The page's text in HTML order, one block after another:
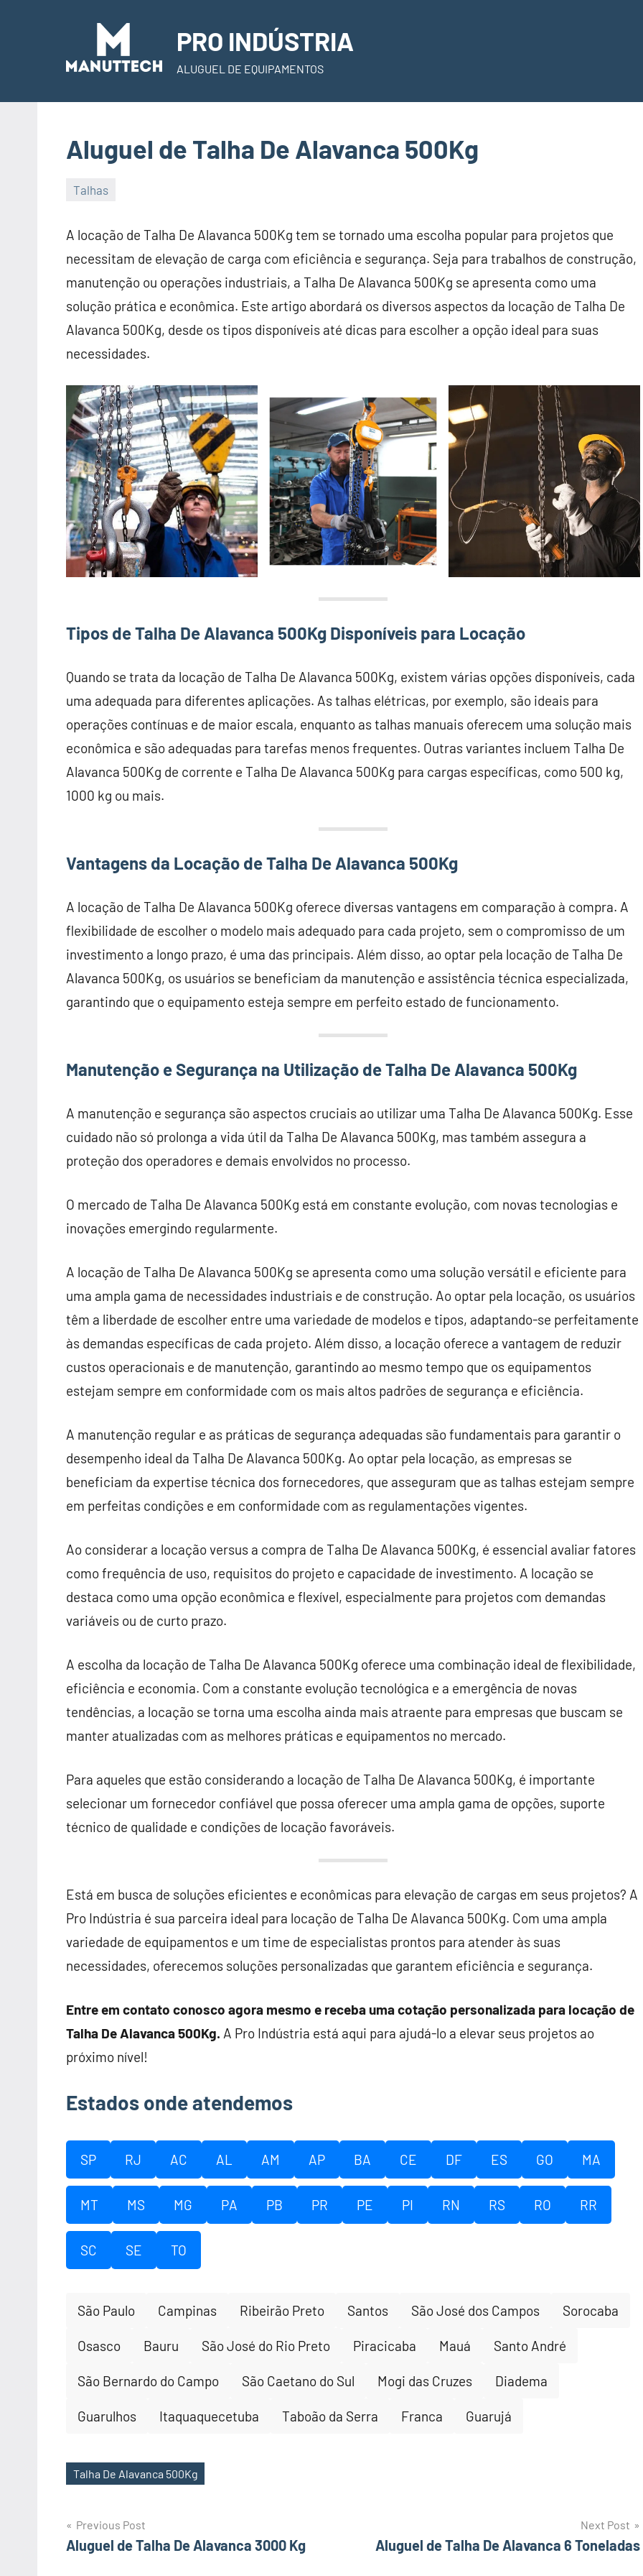
PRO INDÚSTRIA
ALUGUEL DE EQUIPAMENTOS
Aluguel de Talha De Alavanca 500Kg
Talhas
November
de
2023
A locação de Talha De Alavanca 500Kg tem se tornado uma escolha popular para projetos que
necessitam de elevação de carga com eficiência e segurança. Seja para trabalhos de construção,
manutenção ou operações industriais, a Talha De Alavanca 500Kg se apresenta como uma
solução prática e econômica. Este artigo abordará os diversos aspectos da locação de Talha De
Alavanca 500Kg, desde os tipos disponíveis até dicas para escolher a opção ideal para suas
necessidades.
Tipos de Talha De Alavanca 500Kg Disponíveis para Locação
Quando se trata da locação de Talha De Alavanca 500Kg, existem várias opções disponíveis, cada
uma adequada para diferentes aplicações. As talhas elétricas, por exemplo, são ideais para
operações contínuas e de maior escala, enquanto as talhas manuais oferecem uma solução mais
econômica e são adequadas para tarefas menos frequentes. Outras variantes incluem Talha De
Alavanca 500Kg de corrente e Talha De Alavanca 500Kg para cargas específicas, como 500 kg,
1000 kg ou mais.
Vantagens da Locação de Talha De Alavanca 500Kg
A locação de Talha De Alavanca 500Kg oferece diversas vantagens em comparação à compra. A
flexibilidade de escolher o modelo mais adequado para cada projeto, sem o compromisso de um
investimento a longo prazo, é uma das principais. Além disso, ao optar pela locação de Talha De
Alavanca 500Kg, os usuários se beneficiam da manutenção e assistência técnica especializada,
garantindo que o equipamento esteja sempre em perfeito estado de funcionamento.
Manutenção e Segurança na Utilização de Talha De Alavanca 500Kg
A manutenção e segurança são aspectos cruciais ao utilizar uma Talha De Alavanca 500Kg. Esse
cuidado não só prolonga a vida útil da Talha De Alavanca 500Kg, mas também assegura a
proteção dos operadores e demais envolvidos no processo.
O mercado de Talha De Alavanca 500Kg está em constante evolução, com novas tecnologias e
inovações emergindo regularmente.
A locação de Talha De Alavanca 500Kg se apresenta como uma solução versátil e eficiente para
uma ampla gama de necessidades industriais e de construção. Ao optar pela locação, os usuários
têm a liberdade de escolher entre uma variedade de modelos e tipos, adaptando-se perfeitamente
às demandas específicas de cada projeto. Além disso, a locação oferece a vantagem de reduzir
custos operacionais e de manutenção, garantindo ao mesmo tempo que os equipamentos
estejam sempre em conformidade com os mais altos padrões de segurança e eficiência.
A manutenção regular e as práticas de segurança adequadas são fundamentais para garantir o
desempenho ideal da Talha De Alavanca 500Kg. Ao optar pela locação, as empresas se
beneficiam da expertise técnica dos fornecedores, que asseguram que as talhas estejam sempre
em perfeitas condições e em conformidade com as regulamentações vigentes.
Ao considerar a locação versus a compra de Talha De Alavanca 500Kg, é essencial avaliar fatores
como frequência de uso, requisitos do projeto e capacidade de investimento. A locação se
destaca como uma opção econômica e flexível, especialmente para projetos com demandas
variáveis ou de curto prazo.
A escolha da locação de Talha De Alavanca 500Kg oferece uma combinação ideal de flexibilidade,
eficiência e economia. Com a constante evolução tecnológica e a emergência de novas
tendências, a locação se torna uma escolha ainda mais atraente para empresas que buscam se
manter atualizadas com as melhores práticas e equipamentos no mercado.
Para aqueles que estão considerando a locação de Talha De Alavanca 500Kg, é importante
selecionar um fornecedor confiável que possa oferecer uma ampla gama de opções, suporte
técnico de qualidade e condições de locação favoráveis.
Está em busca de soluções eficientes e econômicas para elevação de cargas em seus projetos? A
Pro Indústria é sua parceira ideal para locação de Talha De Alavanca 500Kg. Com uma ampla
variedade de equipamentos e um time de especialistas prontos para atender às suas
necessidades, oferecemos soluções personalizadas que garantem eficiência e segurança.
Entre em contato conosco agora mesmo e receba uma cotação personalizada para locação de
Talha De Alavanca 500Kg. A Pro Indústria está aqui para ajudá-lo a elevar seus projetos ao
próximo nível!
Estados onde atendemos
SP RJ AC AL AM AP BA CE DF ES GO MA
MT MS MG PA PB PR PE PI RN RS RO RR
SC SE TO
São Paulo Campinas Ribeirão Preto Santos São José dos Campos Sorocaba
Osasco Bauru São José do Rio Preto Piracicaba Mauá Santo André
São Bernardo do Campo São Caetano do Sul Mogi das Cruzes Diadema
Guarulhos Itaquaquecetuba Taboão da Serra Franca Guarujá
Tags
Talha De Alavanca 500Kg
Post
navigation
Previous Post
Aluguel de Talha De Alavanca 3000 Kg
Next Post
Aluguel de Talha De Alavanca 6 Toneladas